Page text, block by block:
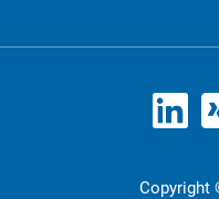
Copyright